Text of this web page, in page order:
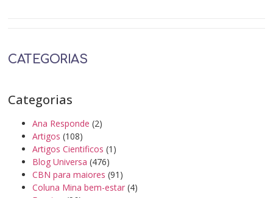
CATEGORIAS
Categorias
Ana Responde (2)
Artigos (108)
Artigos Cientificos (1)
Blog Universa (476)
CBN para maiores (91)
Coluna Mina bem-estar (4)